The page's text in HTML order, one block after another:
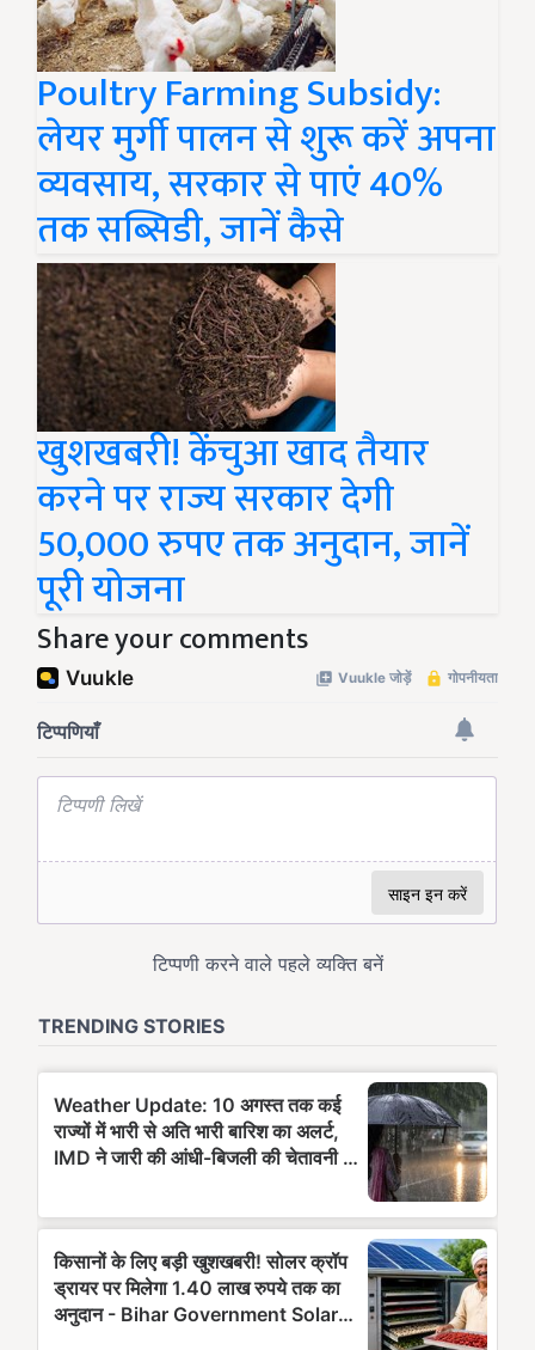
Poultry Farming Subsidy:
लेयर मुर्गी पालन से शुरू करें अपना
व्यवसाय, सरकार से पाएं 40%
तक सब्सिडी, जानें कैसे
खुशखबरी! केंचुआ खाद तैयार
करने पर राज्य सरकार देगी
50,000 रुपए तक अनुदान, जानें
पूरी योजना
Share your comments